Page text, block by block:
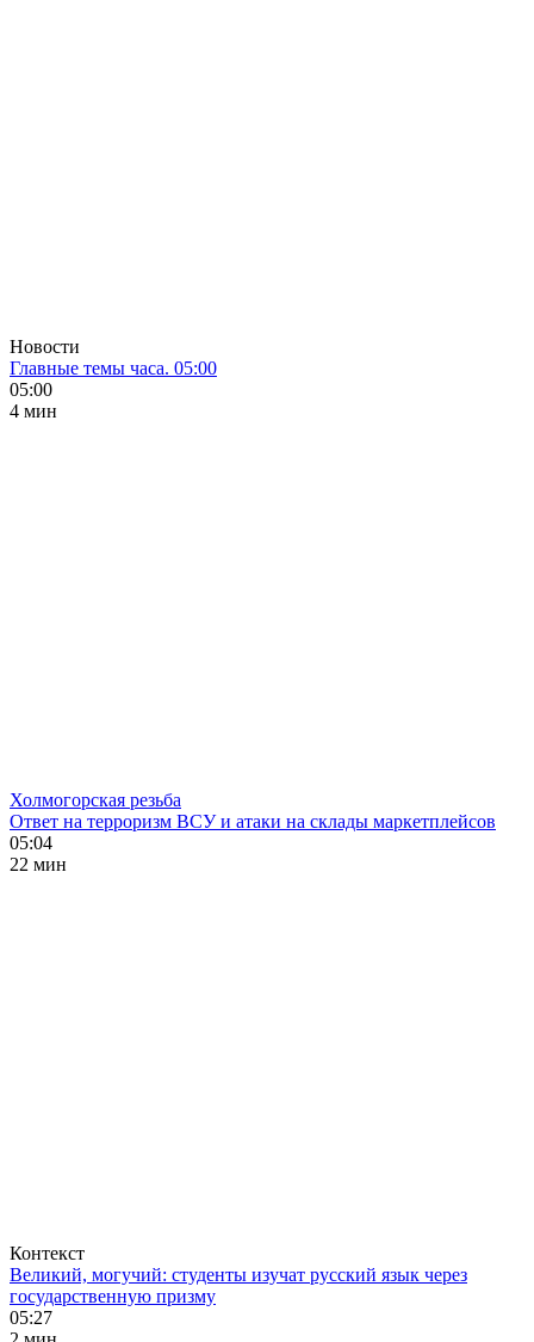
Новости
Главные темы часа. 05:00
05:00
4 мин
Холмогорская резьба
Ответ на терроризм ВСУ и атаки на склады маркетплейсов
05:04
22 мин
Контекст
Великий, могучий: студенты изучат русский язык через
государственную призму
05:27